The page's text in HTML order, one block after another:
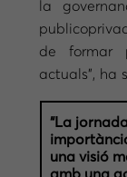
la
de formar
actuals”, ha
“La
una visió